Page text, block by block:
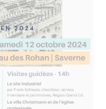
EN 2024